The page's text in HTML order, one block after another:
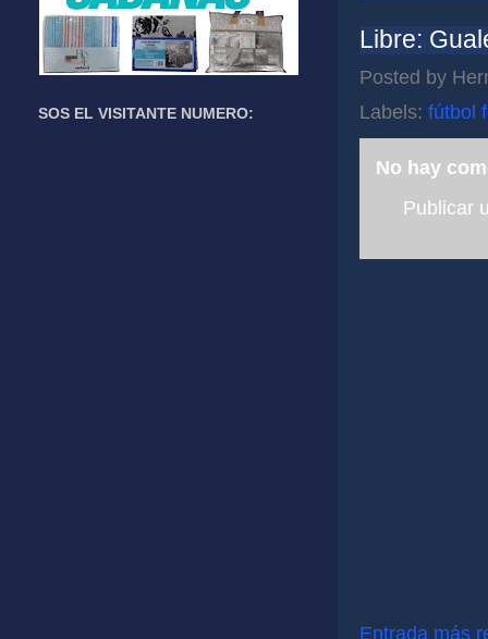
Libre:
Posted by
Labels: fútbol
No hay
Publicar
Entrada más
SOS EL VISITANTE NUMERO: